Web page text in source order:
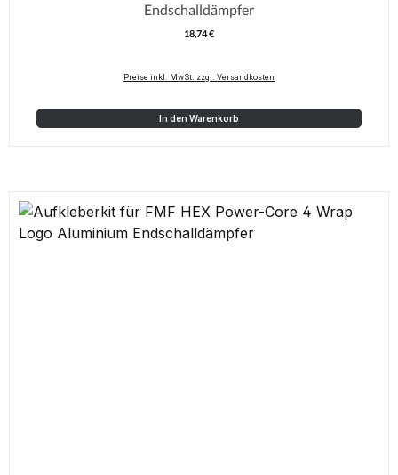
Endschalldämpfer
Regulärer Preis:
18,74 €
Preise inkl. MwSt. zzgl. Versandkosten
In den Warenkorb